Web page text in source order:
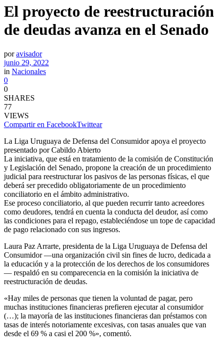
El proyecto de reestructuración
de deudas avanza en el Senado
por avisador
junio 29, 2022
in Nacionales
0
0
SHARES
77
VIEWS
Compartir en FacebookTwittear
La Liga Uruguaya de Defensa del Consumidor apoya el proyecto
presentado por Cabildo Abierto
La iniciativa, que está en tratamiento de la comisión de Constitución
y Legislación del Senado, propone la creación de un procedimiento
judicial para reestructurar los pasivos de las personas físicas, el que
deberá ser precedido obligatoriamente de un procedimiento
conciliatorio en el ámbito administrativo.
Ese proceso conciliatorio, al que pueden recurrir tanto acreedores
como deudores, tendrá en cuenta la conducta del deudor, así como
las condiciones para el repago, estableciéndose un tope de capacidad
de pago relacionado con sus ingresos.
Laura Paz Arrarte, presidenta de la Liga Uruguaya de Defensa del
Consumidor —una organización civil sin fines de lucro, dedicada a
la educación y a la protección de los derechos de los consumidores
— respaldó en su comparecencia en la comisión la iniciativa de
reestructuración de deudas.
«Hay miles de personas que tienen la voluntad de pagar, pero
muchas instituciones financieras prefieren ejecutar al consumidor
(…); la mayoría de las instituciones financieras dan préstamos con
tasas de interés notoriamente excesivas, con tasas anuales que van
desde el 69 % a casi el 200 %», comentó.